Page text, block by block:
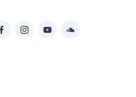
FacebookInstagramYouTubeSoundcloud